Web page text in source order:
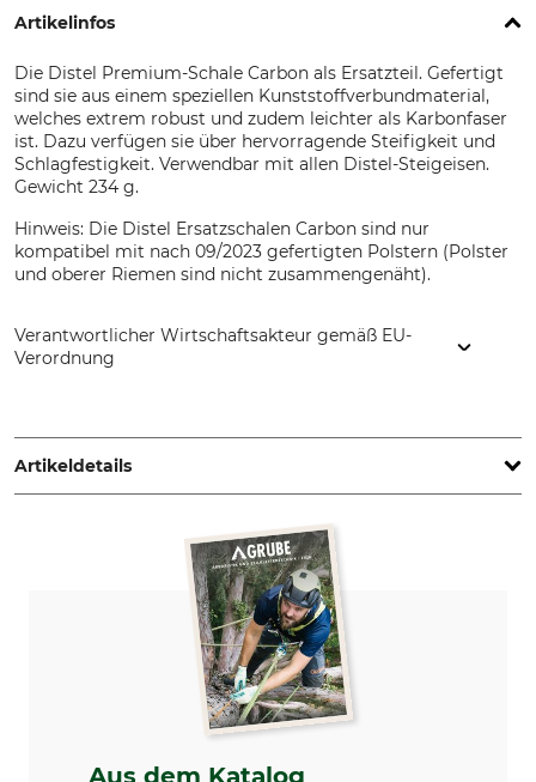
Artikelinfos
Die Distel Premium-Schale Carbon als Ersatzteil. Gefertigt
sind sie aus einem speziellen Kunststoffverbundmaterial,
welches extrem robust und zudem leichter als Karbonfaser
ist. Dazu verfügen sie über hervorragende Steifigkeit und
Schlagfestigkeit. Verwendbar mit allen Distel-Steigeisen.
Gewicht 234 g.
Hinweis: Die Distel Ersatzschalen Carbon sind nur
kompatibel mit nach 09/2023 gefertigten Polstern (Polster
und oberer Riemen sind nicht zusammengenäht).
Verantwortlicher Wirtschaftsakteur gemäß EU-
Verordnung
Str.7, 72525 Muensingen, Germany, www.distelforst.de
Artikeldetails
Produkttyp
Ersatzschalen
Herstellung
Made in Germany
Aus dem Katalog